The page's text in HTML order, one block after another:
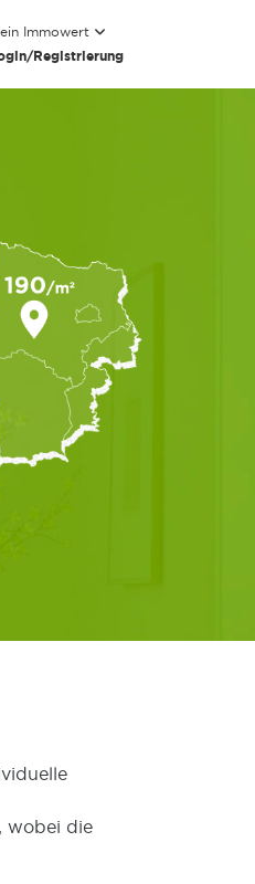
Immowert
Registrierung
wobei die